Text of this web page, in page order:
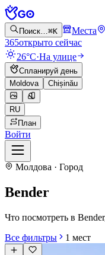
Поиск…⌘K Места
365открыто сейчас
26°C·На улице
Спланируй день
Moldova
Chișinău
RU
План
Войти
Молдова · Город
Bender
Что посмотреть в
Все фильтры
1 мест